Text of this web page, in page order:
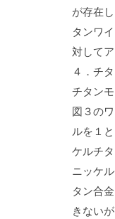
が存在
タンワ
対して
４．チ
チタン
図３の
ルを１
ケルチ
ニッケ
タン合
きない